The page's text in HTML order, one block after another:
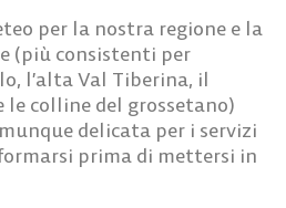
per la nostra regione e la
(più consistenti per
l’alta Val Tiberina, il
le colline del grossetano)
delicata per i servizi
prima di mettersi in